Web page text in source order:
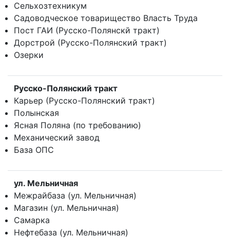
Сельхозтехникум
Садоводческое товарищество Власть Труда
Пост ГАИ (Русско-Полянскй тракт)
Дорстрой (Русско-Полянский тракт)
Озерки
Русско-Полянский тракт
Карьер (Русско-Полянский тракт)
Полынская
Ясная Поляна (по требованию)
Механический завод
База ОПС
ул. Мельничная
Межрайбаза (ул. Мельничная)
Магазин (ул. Мельничная)
Самарка
Нефтебаза (ул. Мельничная)